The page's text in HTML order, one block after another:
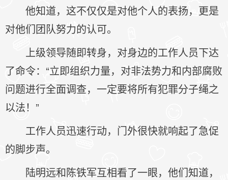
他知道，这不仅仅是对他个人的表扬，更是
对他们团队努力的认可。
上级领导随即转身，对身边的工作人员下达
了命令：“立即组织力量，对非法势力和内部腐败
问题进行全面调查，一定要将所有犯罪分子绳之
以法！”
工作人员迅速行动，门外很快就响起了急促
的脚步声。
陆明远和陈铁军互相看了一眼，他们知道，